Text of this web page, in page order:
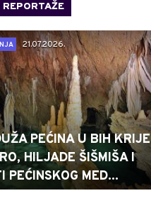
REPORTAŽE
21.07.2026.
PEĆINA U BIH KRIJE
HILJADE ŠIŠMIŠA I
PEĆINSKOG MED...